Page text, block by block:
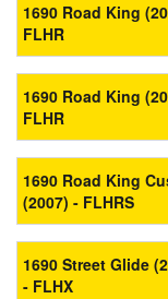
1690 Road King
FLHR
1690 Road King
FLHR
1690 Road King
(2007) - FLHRS
1690 Street Glide
- FLHX